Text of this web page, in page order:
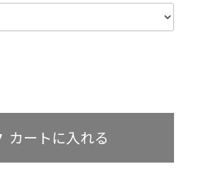
カートに入れる